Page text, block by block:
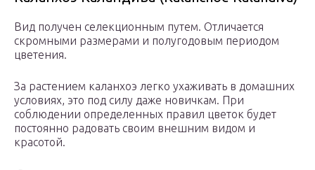
Вид получен селекционным путем. Отличается
скромными размерами и полугодовым периодом
цветения.
За растением каланхоэ легко ухаживать в домашних
условиях, это под силу даже новичкам. При
соблюдении определенных правил цветок будет
постоянно радовать своим внешним видом и
красотой.